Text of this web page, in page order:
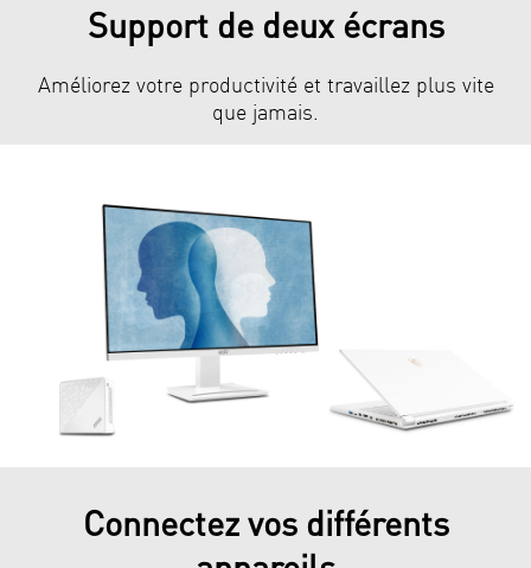
Support de deux écrans
Améliorez votre productivité et travaillez plus vite
que jamais.
Connectez vos différents